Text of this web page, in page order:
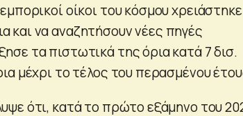
οίκοι του κόσμου
και να αναζητήσουν νέες πηγές
τα πιστωτικά της όρια κατά 7 δισ.
μέχρι το τέλος του περασμένου
ότι, κατά το πρώτο εξάμηνο του